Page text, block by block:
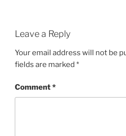
Leave a Reply
Your email address will not be
fields are marked *
Comment*